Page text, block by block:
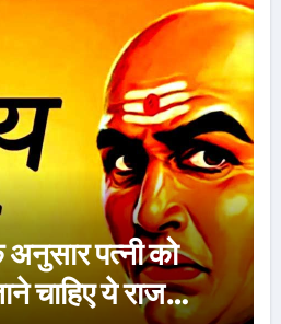
मेरी वजह से
की जान : पूनम